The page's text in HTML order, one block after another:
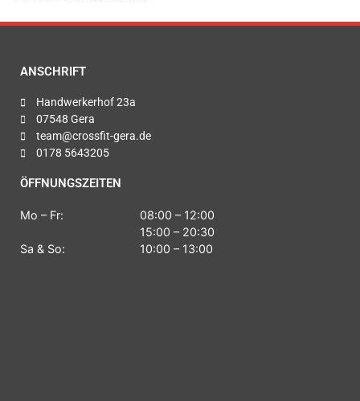
ANSCHRIFT
Handwerkerhof 23a
07548 Gera
team@crossfit-gera.de
0178 5643205
ÖFFNUNGSZEITEN
Mo – Fr:
08:00 – 12:00
15:00 – 20:30
Sa & So:
10:00 – 13:00